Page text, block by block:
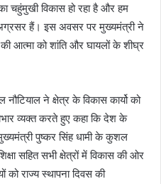
चहुंमुखी विकास हो रहा है और हम
हैं। इस अवसर पर मुख्यमंत्री ने
आत्मा को शांति और घायलों के शीघ्र
ने क्षेत्र के विकास कार्यो को
व्यक्त करते हुए कहा कि देश के
पुष्कर सिंह धामी के कुशल
सहित सभी क्षेत्रों में विकास की ओर
को राज्य स्थापना दिवस की